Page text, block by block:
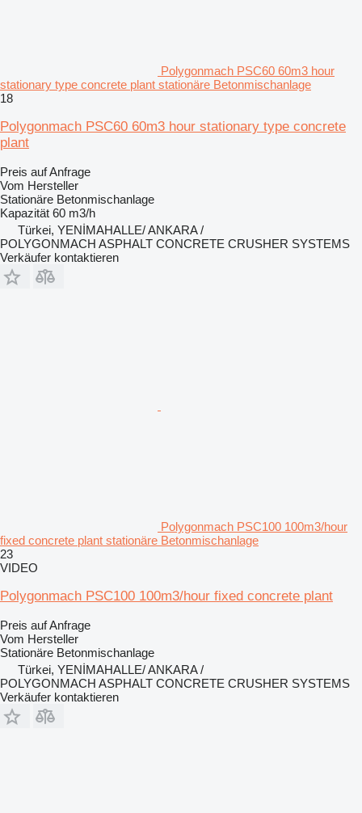
Polygonmach PSC60 60m3 hour
stationary type concrete plant stationäre Betonmischanlage
18
Polygonmach PSC60 60m3 hour stationary type concrete
plant
Preis auf Anfrage
Vom Hersteller
Stationäre Betonmischanlage
Kapazität 60 m3/h
Türkei, YENİMAHALLE/ ANKARA /
POLYGONMACH ASPHALT CONCRETE CRUSHER SYSTEMS
Verkäufer kontaktieren
Polygonmach PSC100 100m3/hour
fixed concrete plant stationäre Betonmischanlage
23
VIDEO
Polygonmach PSC100 100m3/hour fixed concrete plant
Preis auf Anfrage
Vom Hersteller
Stationäre Betonmischanlage
Türkei, YENİMAHALLE/ ANKARA /
POLYGONMACH ASPHALT CONCRETE CRUSHER SYSTEMS
Verkäufer kontaktieren